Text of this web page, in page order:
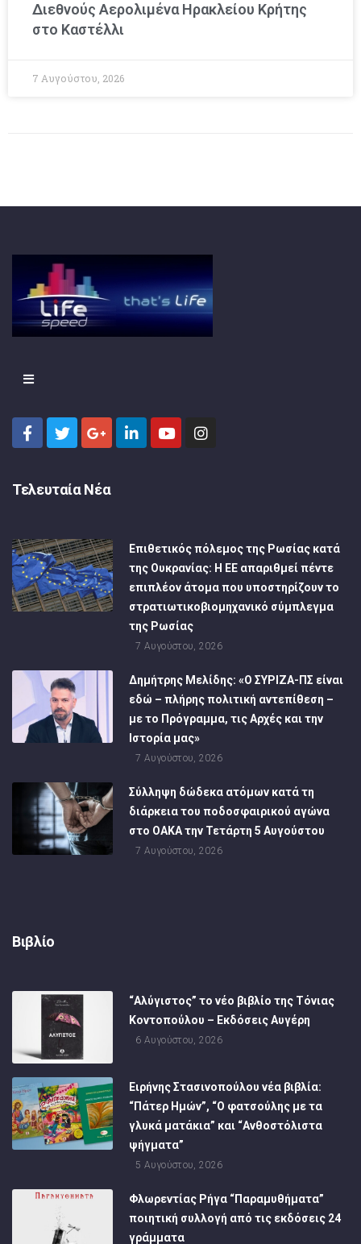
Διεθνούς Αερολιμένα Ηρακλείου Κρήτης
στο Καστέλλι
7 Αυγούστου, 2026
Τελευταία Νέα
Επιθετικός πόλεμος της Ρωσίας κατά
της Ουκρανίας: Η ΕΕ απαριθμεί πέντε
επιπλέον άτομα που υποστηρίζουν το
στρατιωτικοβιομηχανικό σύμπλεγμα
της Ρωσίας
7 Αυγούστου, 2026
Δημήτρης Μελίδης: «Ο ΣΥΡΙΖΑ-ΠΣ είναι
εδώ – πλήρης πολιτική αντεπίθεση –
με το Πρόγραμμα, τις Αρχές και την
Ιστορία μας»
7 Αυγούστου, 2026
Σύλληψη δώδεκα ατόμων κατά τη
διάρκεια του ποδοσφαιρικού αγώνα
στο ΟΑΚΑ την Τετάρτη 5 Αυγούστου
7 Αυγούστου, 2026
Βιβλίο
“Αλύγιστος” το νέο βιβλίο της Τόνιας
Κοντοπούλου – Εκδόσεις Αυγέρη
6 Αυγούστου, 2026
Ειρήνης Στασινοπούλου νέα βιβλία:
“Πάτερ Ημών”, “Ο φατσούλης με τα
γλυκά ματάκια” και “Ανθοστόλιστα
ψήγματα”
5 Αυγούστου, 2026
Φλωρεντίας Ρήγα “Παραμυθήματα”
ποιητική συλλογή από τις εκδόσεις 24
γράμματα